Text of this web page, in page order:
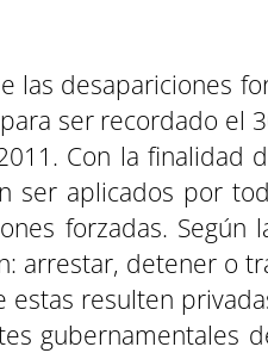
las desapariciones
ser recordado el
Con la finalidad
ser aplicados por
forzadas. Según
arrestar, detener o
estas resulten
gubernamentales